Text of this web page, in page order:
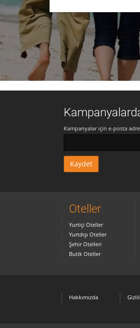
Kampanyalar için e-posta
Oteller
Yurtiçi Oteller
Yurtdışı Oteller
Şehir Otelleri
Butik Oteller
Hakkımızda